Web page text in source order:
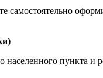
самостоятельно
населенного пункта и